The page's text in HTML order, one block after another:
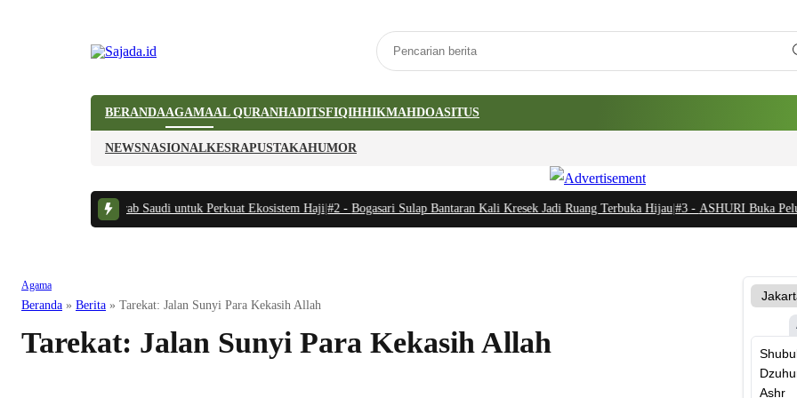
BERANDAAGAMAAL QURANHADITSFIQIHHIKMAHDOASITUS
NEWSNASIONALKESRAPUSTAKAHUMOR
Indonesia-Arab Saudi untuk Perkuat Ekosistem Haji |#2 -Bogasari Sulap Bantaran Kali Kresek Jadi Ruang Terbuka Hijau|#3 -ASHURI Buka
Agama
Beranda » Berita » Tarekat: Jalan Sunyi Para Kekasih Allah
Tarekat: Jalan Sunyi Para Kekasih Allah